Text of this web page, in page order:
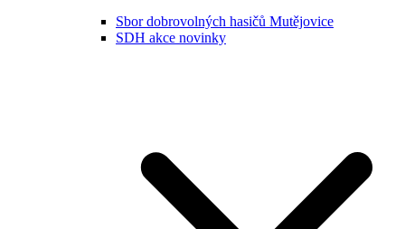
Sbor dobrovolných hasičů Mutějovice
SDH akce novinky